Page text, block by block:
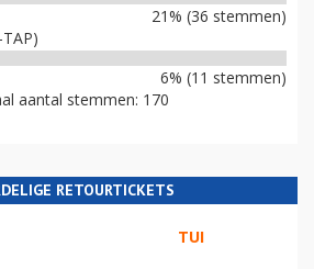
21% (36 stemmen)
6% (11 stemmen)
aantal stemmen: 170
RETOURTICKETS
TUI